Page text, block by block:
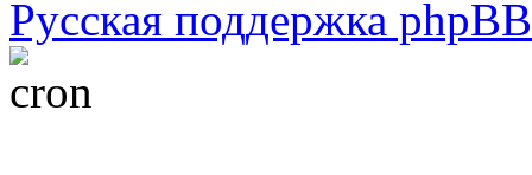
Русская поддержка phpBB